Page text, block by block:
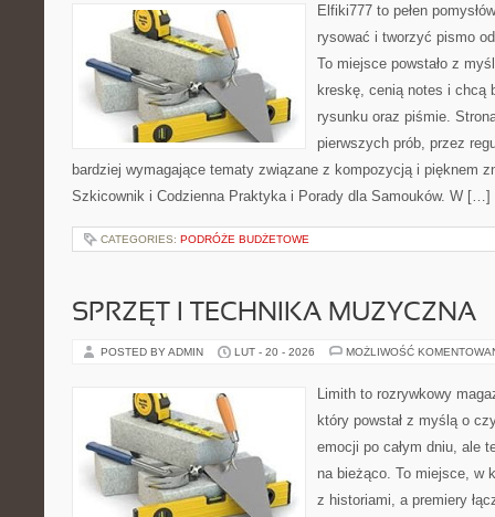
Elfiki777 to pełen
rysować i tworzyć pismo
To miejsce powstało z
kreskę, cenią notes i chcą
rysunku oraz piśmie.
pierwszych prób, przez
bardziej wymagające tematy związane z kompozycją i pięknem
Szkicownik i Codzienna Praktyka i Porady dla Samouków. W […]
CATEGORIES: PODRÓŻE BUDŻETOWE
SPRZĘT I TECHNIKA MUZYCZNA
POSTED BY ADMIN LUT - 20 - 2026 MOŻLIWOŚĆ
Limith to rozrywkowy
który powstał z myślą o
emocji po całym dniu, ale
na bieżąco. To miejsce, w
z historiami, a premiery